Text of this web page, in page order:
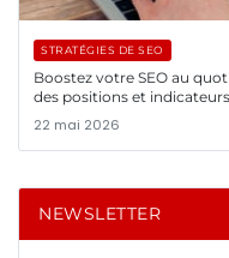
STRATÉGIES DE SEO
Boostez votre SEO au
des positions et
22 mai 2026
NEWSLETTER